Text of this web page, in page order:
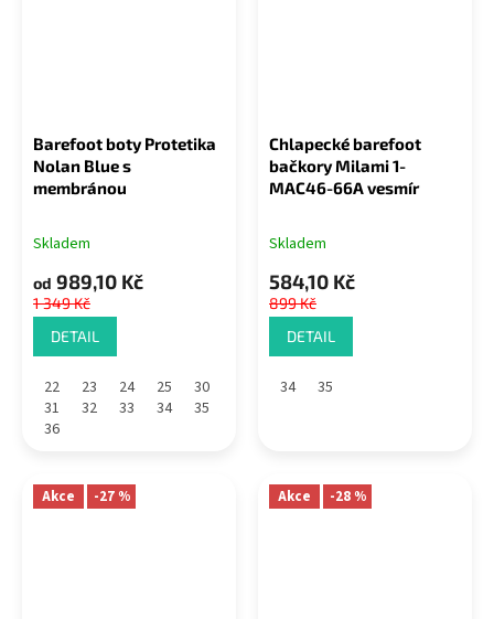
Barefoot boty Protetika
Nolan Blue s
membránou
Skladem
od 989,10 Kč
1 349 Kč
DETAIL
22 23 24 25
30
31
32 33 34
35
36
Chlapecké barefoot
bačkory Milami 1-
MAC46-66A vesmír
Skladem
584,10 Kč
899 Kč
DETAIL
34 35
Akce -27 % Akce -28 %